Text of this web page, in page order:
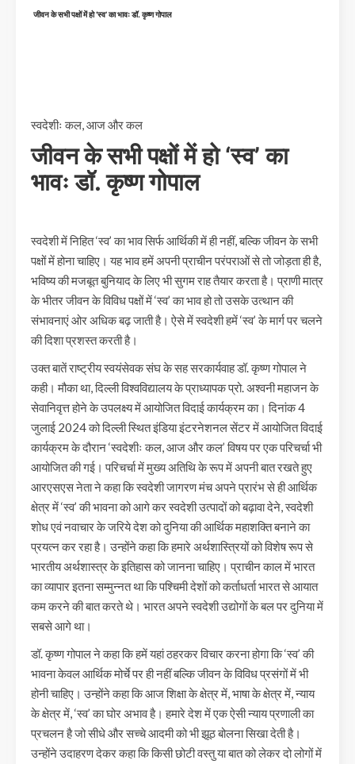
जीवन के सभी पक्षों में हो ‘स्व’ का भावः डॉ. कृष्ण गोपाल
स्वदेशीः कल, आज और कल
जीवन के सभी पक्षों में हो ‘स्व’ का
भावः डॉ. कृष्ण गोपाल
स्वदेशी में निहित ‘स्व’ का भाव सिर्फ आर्थिकी में ही नहीं, बल्कि जीवन के सभी
पक्षों में होना चाहिए। यह भाव हमें अपनी प्राचीन परंपराओं से तो जोड़ता ही है,
भविष्य की मजबूत बुनियाद के लिए भी सुगम राह तैयार करता है। प्राणी मात्र
के भीतर जीवन के विविध पक्षों में ‘स्व’ का भाव हो तो उसके उत्थान की
संभावनाएं ओर अधिक बढ़ जाती है। ऐसे में स्वदेशी हमें ‘स्व’ के मार्ग पर चलने
की दिशा प्रशस्त करती है।
उक्त बातें राष्ट्रीय स्वयंसेवक संघ के सह सरकार्यवाह डॉ. कृष्ण गोपाल ने
कही। मौका था, दिल्ली विश्वविद्यालय के प्राध्यापक प्रो. अश्वनी महाजन के
सेवानिवृत्त होने के उपलक्ष्य में आयोजित विदाई कार्यक्रम का। दिनांक 4
जुलाई 2024 को दिल्ली स्थित इंडिया इंटरनेशनल सेंटर में आयोजित विदाई
कार्यक्रम के दौरान ‘स्वदेशीः कल, आज और कल’ विषय पर एक परिचर्चा भी
आयोजित की गई। परिचर्चा में मुख्य अतिथि के रूप में अपनी बात रखते हुए
आरएसएस नेता ने कहा कि स्वदेशी जागरण मंच अपने प्रारंभ से ही आर्थिक
क्षेत्र में ‘स्व’ की भावना को आगे कर स्वदेशी उत्पादों को बढ़ावा देने, स्वदेशी
शोध एवं नवाचार के जरिये देश को दुनिया की आर्थिक महाशक्ति बनाने का
प्रयत्न कर रहा है। उन्होंने कहा कि हमारे अर्थशास्त्रियों को विशेष रूप से
भारतीय अर्थशास्त्र के इतिहास को जानना चाहिए। प्राचीन काल में भारत
का व्यापार इतना सम्मुन्नत था कि पश्चिमी देशों को कर्ताधर्ता भारत से आयात
कम करने की बात करते थे। भारत अपने स्वदेशी उद्योगों के बल पर दुनिया में
सबसे आगे था।
डॉ. कृष्ण गोपाल ने कहा कि हमें यहां ठहरकर विचार करना होगा कि ‘स्व’ की
भावना केवल आर्थिक मोर्चे पर ही नहीं बल्कि जीवन के विविध प्रसंगों में भी
होनी चाहिए। उन्होंने कहा कि आज शिक्षा के क्षेत्र में, भाषा के क्षेत्र में, न्याय
के क्षेत्र में, ‘स्व’ का घोर अभाव है। हमारे देश में एक ऐसी न्याय प्रणाली का
प्रचलन है जो सीधे और सच्चे आदमी को भी झूठ बोलना सिखा देती है।
उन्होंने उदाहरण देकर कहा कि किसी छोटी वस्तु या बात को लेकर दो लोगों में